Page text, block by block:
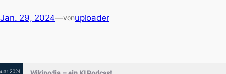
Jan. 29, 2024—vonuploader